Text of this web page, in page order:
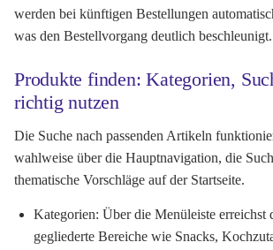
werden bei künftigen Bestellungen
was den Bestellvorgang deutlich beschleunigt.
Produkte finden: Kategorien,
richtig nutzen
Die Suche nach passenden Artikeln
wahlweise über die Hauptnavigation, die
thematische Vorschläge auf der Startseite.
Kategorien: Über die Menüleiste erreichst
gegliederte Bereiche wie Snacks,